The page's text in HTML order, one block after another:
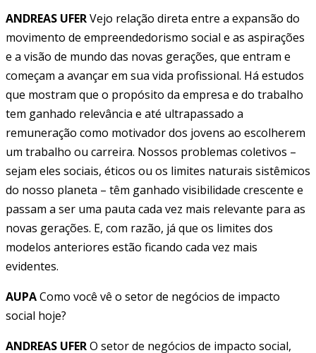
ANDREAS UFERVejo relação direta entre a expansão do
movimento de empreendedorismo social e as aspirações
e a visão de mundo das novas gerações, que entram e
começam a avançar em sua vida profissional. Há estudos
que mostram que o propósito da empresa e do trabalho
tem ganhado relevância e até ultrapassado a
remuneração como motivador dos jovens ao escolherem
um trabalho ou carreira. Nossos problemas coletivos –
sejam eles sociais, éticos ou os limites naturais sistêmicos
do nosso planeta – têm ganhado visibilidade crescente e
passam a ser uma pauta cada vez mais relevante para as
novas gerações. E, com razão, já que os limites dos
modelos anteriores estão ficando cada vez mais
evidentes.
AUPAComo você vê o setor de negócios de impacto
social hoje?
ANDREAS UFERO setor de negócios de impacto social,